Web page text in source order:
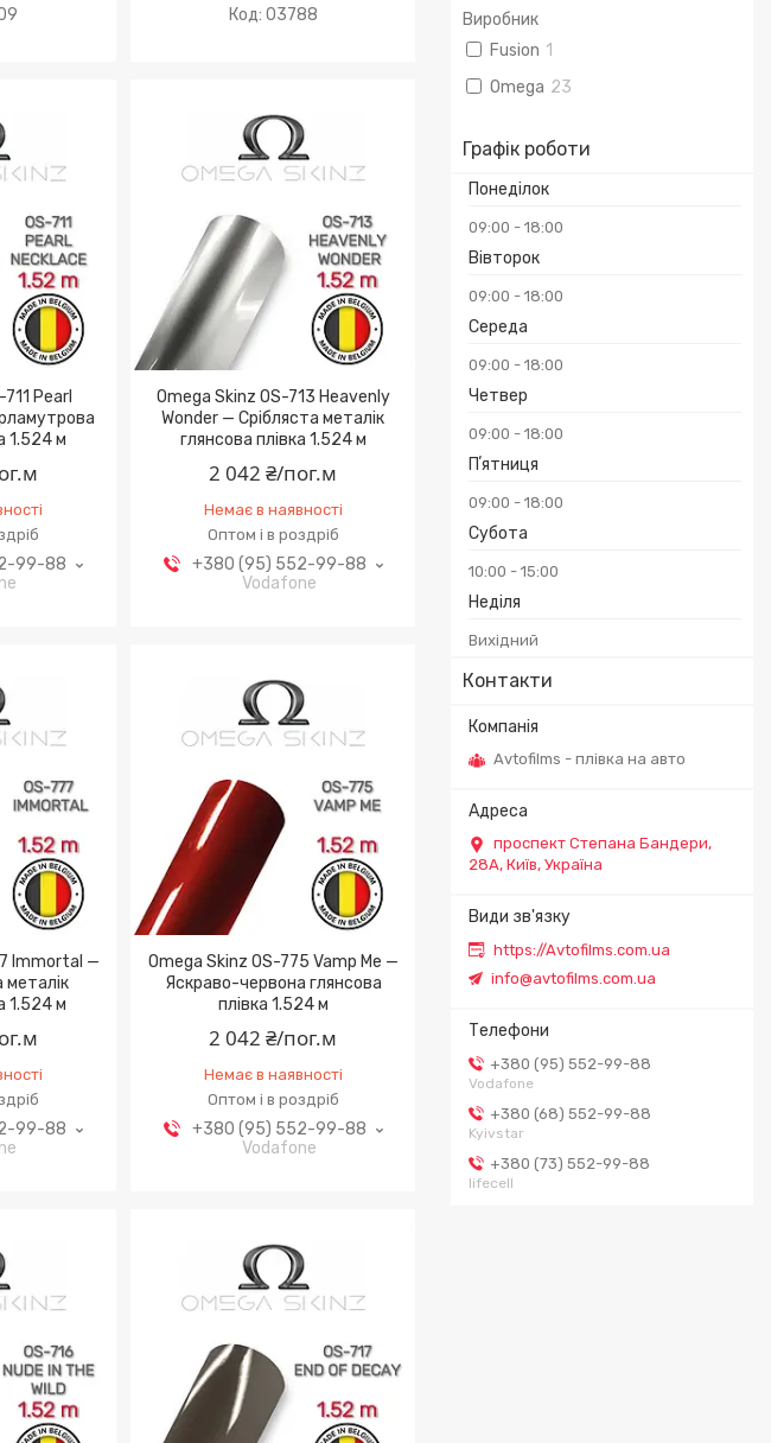
Виробник
Fusion 1
Omega 23
Графік роботи
Понеділок
09:00 18:00
Вівторок
09:00 18:00
Середа
09:00 18:00
Четвер
09:00 18:00
Пʼятниця
09:00 18:00
Субота
10:00 15:00
Неділя
Вихідний
Контакти
Avtofilms - плівка на авто
проспект Степана Бандери,
28А, Київ, Україна
https://Avtofilms.com.ua
info@avtofilms.com.ua
+380 (95) 552-99-88
Vodafone
+380 (68) 552-99-88
Kyivstar
+380 (73) 552-99-88
lifecell
03788
Pearl
1.524 м
99-88
Omega Skinz OS-713 Heavenly
Wonder — Срібляста металік
глянсова плівка 1.524 м
2 042 ₴/пог.м
Немає в наявності
Оптом і в роздріб
+380 (95) 552-99-88
Vodafone
Immortal —
1.524 м
99-88
Omega Skinz OS-775 Vamp Me —
Яскраво-червона глянсова
плівка 1.524 м
2 042 ₴/пог.м
Немає в наявності
Оптом і в роздріб
+380 (95) 552-99-88
Vodafone